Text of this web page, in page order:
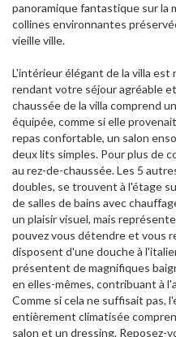
panoramique fantastique sur la
collines environnantes
vieille ville.
L'intérieur élégant de la villa
rendant votre séjour agréable
chaussée de la villa comprend
équipée, comme si elle
repas confortable, un salon
deux lits simples. Pour plus de
au rez-de-chaussée. Les 5
doubles, se trouvent à l'étage
de salles de bains avec
un plaisir visuel, mais
pouvez vous détendre et vous
disposent d'une douche à
présentent de magnifiques
en elles-mêmes, contribuant à
Comme si cela ne suffisait pas,
entièrement climatisée
salon et un dressing. Reposez-